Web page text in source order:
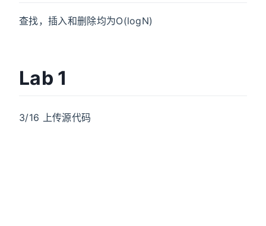
查找，插入和删除均为O(logN)
Lab 1
3/16 上传源代码